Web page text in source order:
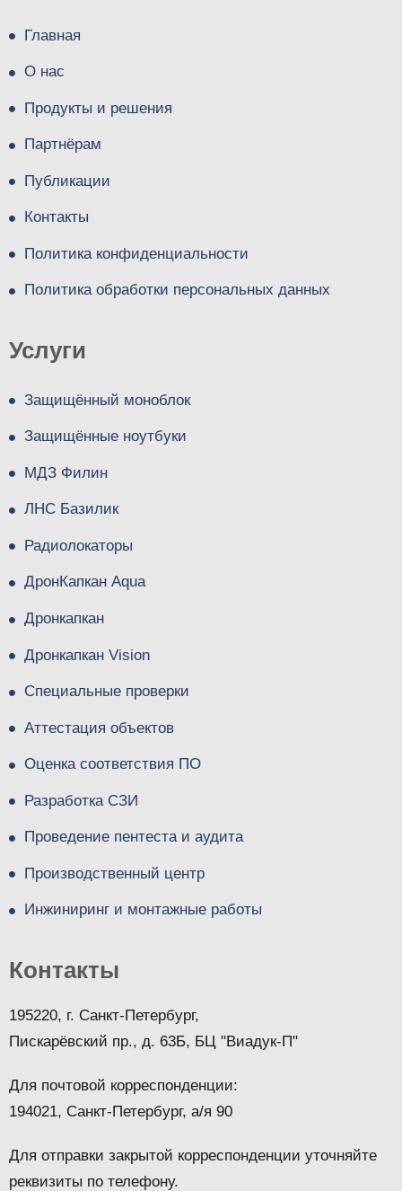
Главная
О нас
Продукты и решения
Партнёрам
Публикации
Контакты
Политика конфиденциальности
Политика обработки персональных данных
Услуги
Защищённый моноблок
Защищённые ноутбуки
МДЗ Филин
ЛНС Базилик
Радиолокаторы
ДронКапкан Aqua
Дронкапкан
Дронкапкан Vision
Специальные проверки
Аттестация объектов
Оценка соответствия ПО
Разработка СЗИ
Проведение пентеста и аудита
Производственный центр
Инжиниринг и монтажные работы
Контакты
195220, г. Санкт-Петербург,
Пискарёвский пр., д. 63Б, БЦ "Виадук-П"
Для почтовой корреспонденции:
194021, Санкт-Петербург, а/я 90
Для отправки закрытой корреспонденции уточняйте
реквизиты по телефону.